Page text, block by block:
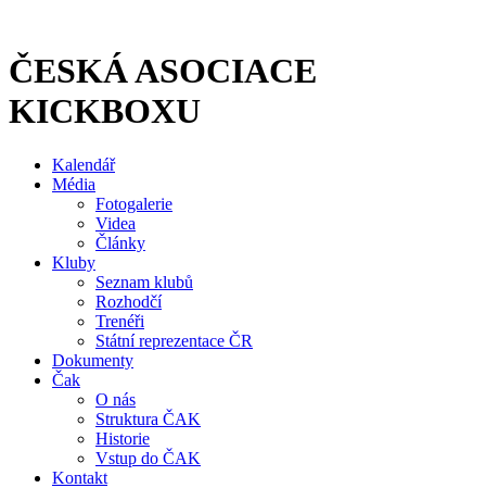
obsahu
ČESKÁ ASOCIACE
KICKBOXU
Kalendář
Média
Fotogalerie
Videa
Články
Kluby
Seznam klubů
Rozhodčí
Trenéři
Státní reprezentace ČR
Dokumenty
Čak
O nás
Struktura ČAK
Historie
Vstup do ČAK
Kontakt